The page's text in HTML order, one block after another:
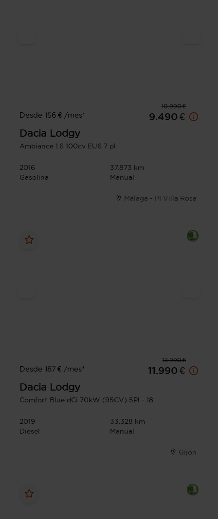
10.990 €
Desde 156 € /mes*
9.490 €
Dacia Lodgy
Ambiance 1.6 100cv EU6 7 pl
2016
37.873 km
Gasolina
Manual
Málaga - PI Villa Rosa
13.990 €
Desde 187 € /mes*
11.990 €
Dacia Lodgy
Comfort Blue dCi 70kW (95CV) 5Pl - 18
2019
33.328 km
Diésel
Manual
Gijón